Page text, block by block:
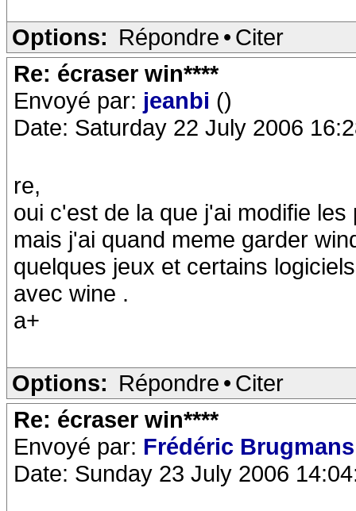
Options: Répondre • Citer
Re: écraser win****
Envoyé par: jeanbi ()
Date: Saturday 22 July 2006
re,
oui c'est de la que j'ai modifie
mais j'ai quand meme garder
quelques jeux et certains
avec wine .
a+
Options: Répondre • Citer
Re: écraser win****
Envoyé par: Frédéric
Date: Sunday 23 July 2006